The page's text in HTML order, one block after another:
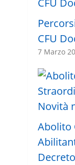
CFU
7 Marzo
Abolito